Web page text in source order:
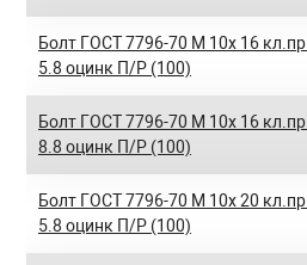
Болт ГОСТ 7796-70 M 10x 16 кл.пр.
5.8 оцинк П/Р (100)
Болт ГОСТ 7796-70 M 10x 16 кл.пр.
8.8 оцинк П/Р (100)
Болт ГОСТ 7796-70 M 10x 20 кл.пр.
5.8 оцинк П/Р (100)